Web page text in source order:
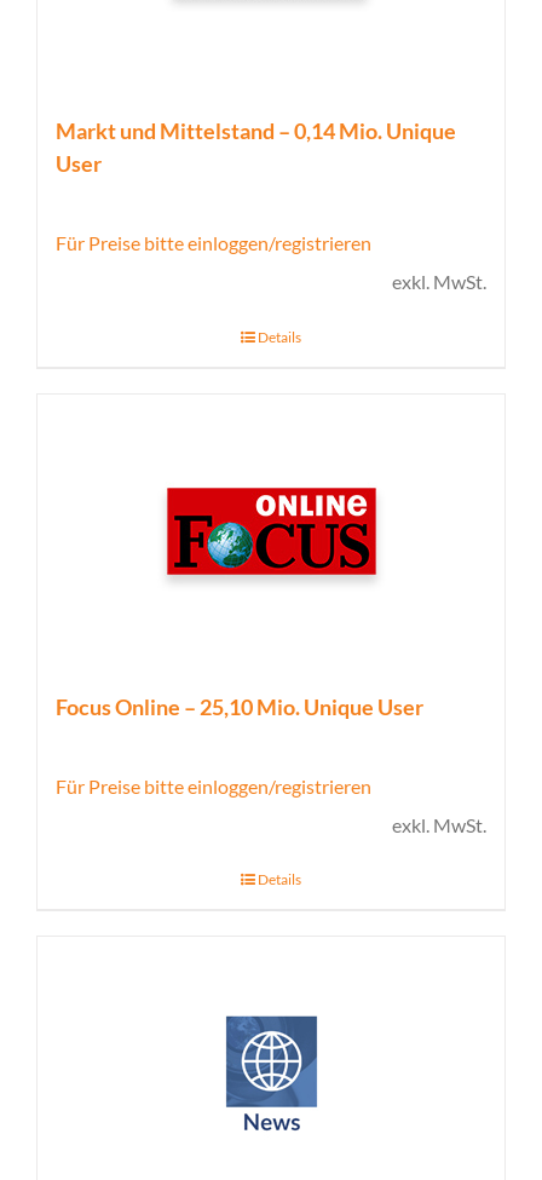
Markt und Mittelstand – 0,14 Mio. Unique
User
Für Preise bitte einloggen/registrieren
exkl. MwSt.
Details
Focus Online – 25,10 Mio. Unique User
Für Preise bitte einloggen/registrieren
exkl. MwSt.
Details